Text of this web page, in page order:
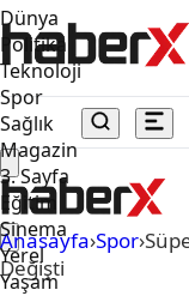
Dünya
Politika
Teknoloji
Spor
Sağlık
Magazin
3. Sayfa
Eğitim
Sinema
Yerel
Yaşam
Anasayfa›Spor›
Değişti